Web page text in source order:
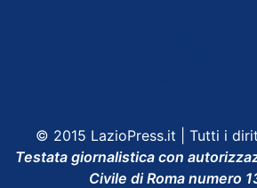
© 2015 LazioPress.it | Tutti i
Testata giornalistica con
Civile di Roma numero